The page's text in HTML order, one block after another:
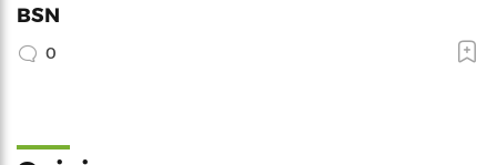
BSN
0